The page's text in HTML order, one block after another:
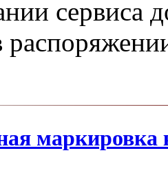
сервиса
маркировка